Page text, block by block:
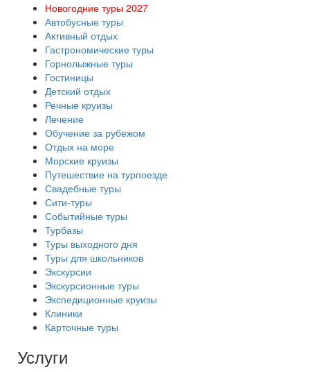
Новогодние туры 2027
Автобусные туры
Активный отдых
Гастрономические туры
Горнолыжные туры
Гостиницы
Детский отдых
Речные круизы
Лечение
Обучение за рубежом
Отдых на море
Морские круизы
Путешествие на турпоезде
Свадебные туры
Сити-туры
Событийные туры
Турбазы
Туры выходного дня
Туры для школьников
Экскурсии
Экскурсионные туры
Экспедиционные круизы
Клиники
Карточные туры
Услуги